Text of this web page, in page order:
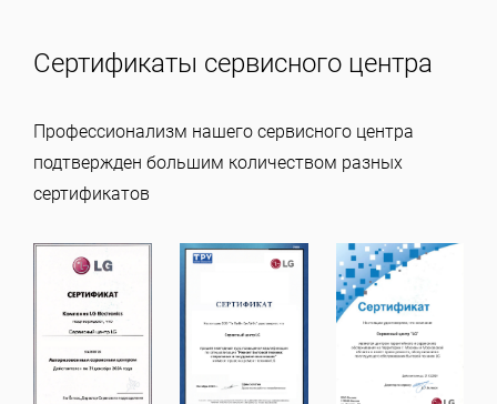
Сертификаты сервисного центра
Профессионализм нашего сервисного центра
подтвержден большим количеством разных
сертификатов